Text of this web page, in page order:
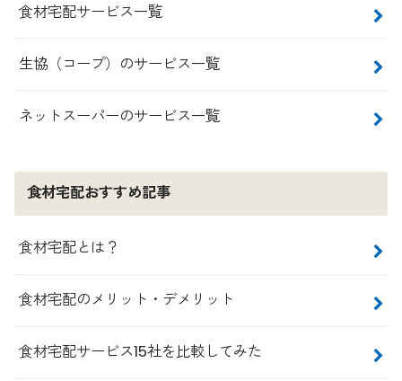
食材宅配サービス一覧
生協（コープ）のサービス一覧
ネットスーパーのサービス一覧
食材宅配おすすめ記事
食材宅配とは？
食材宅配のメリット・デメリット
食材宅配サービス15社を比較してみた